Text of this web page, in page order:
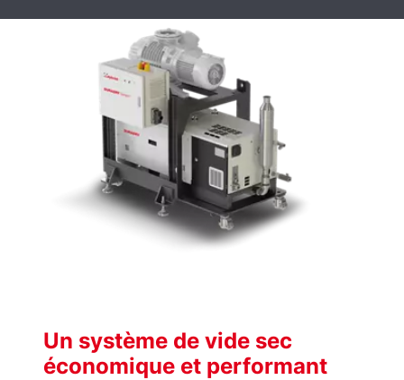
Un système de vide sec
économique et performant